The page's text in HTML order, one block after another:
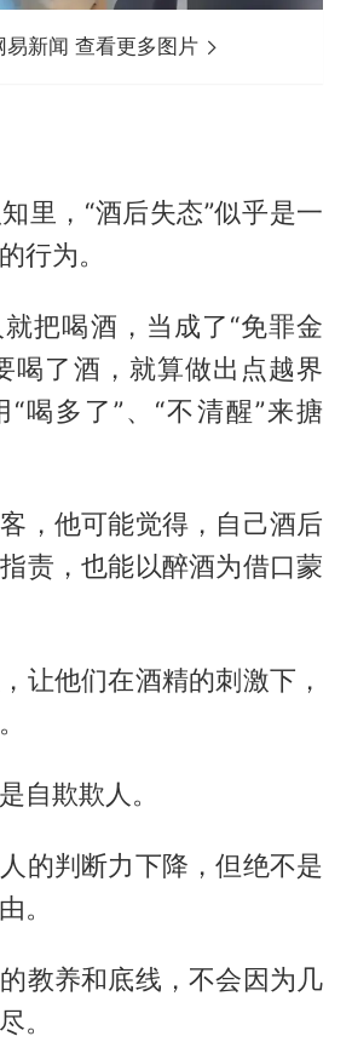
易新闻 查看更多图片
里，“酒后失态”似乎是一
行为。
把喝酒，当成了“免罪金
喝了酒，就算做出点越界
喝多了”、“不清醒”来搪
，他可能觉得，自己酒后
责，也能以醉酒为借口蒙
让他们在酒精的刺激下，
自欺欺人。
的判断力下降，但绝不是
。
教养和底线，不会因为几
。